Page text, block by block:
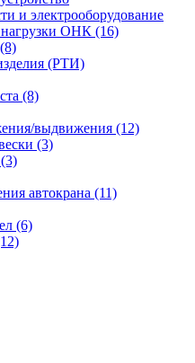
и электрооборудование
ОНК (16)
(РТИ)
(8)
выдвижения (12)
(3)
автокрана (11)
(6)